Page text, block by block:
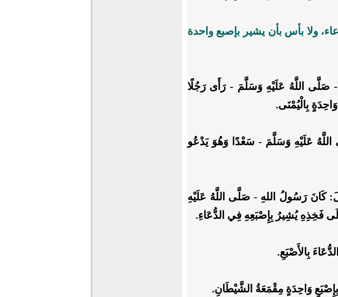
ولا بأس بأن يشير بإصبع واحدة
اللَّهُ عَلَيْهِ وَسَلَّمَ - رَأَى رَجُلًا
بِالْيُمْنَى.
عَلَيْهِ وَسَلَّمَ - سَعْدًا وَهُوَ يَدْعُو
كَانَ رَسُولُ اللهِ - صَلَّى اللَّهُ عَلَيْهِ
فَخِذِهِ يُشِيرُ بِإِصْبَعِهِ فِي الدُّعَاءِ.
بِالأَصْبَعِ.
وَاحِدَةٍ مِقْمَعَةُ الشَّيْطَانِ.